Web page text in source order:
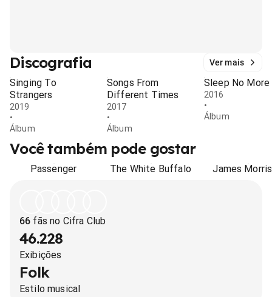
Discografia Ver mais
Singing To
Strangers
2019
•
Álbum
Songs From
Different Times
2017
•
Álbum
Sleep No More
2016
•
Álbum
Você também pode gostar
Passenger The White Buffalo James
66 fãs no Cifra Club
46.228
Exibições
Folk
Estilo musical